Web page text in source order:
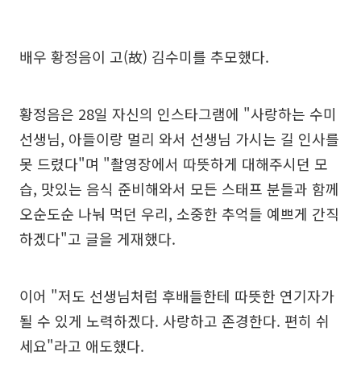
배우 황정음이 고(故) 김수미를 추모했다.
황정음은 28일 자신의 인스타그램에 "사랑하는 수미
선생님, 아들이랑 멀리 와서 선생님 가시는 길 인사를
못 드렸다"며 "촬영장에서 따뜻하게 대해주시던 모
습, 맛있는 음식 준비해와서 모든 스태프 분들과 함께
오순도순 나눠 먹던 우리, 소중한 추억들 예쁘게 간직
하겠다"고 글을 게재했다.
이어 "저도 선생님처럼 후배들한테 따뜻한 연기자가
될 수 있게 노력하겠다. 사랑하고 존경한다. 편히 쉬
세요"라고 애도했다.